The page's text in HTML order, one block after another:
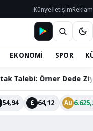
KünyeİletişimReklam
EKONOMİ SPOR
Ziyareti Yolu
54,94 £ 64,12 Au